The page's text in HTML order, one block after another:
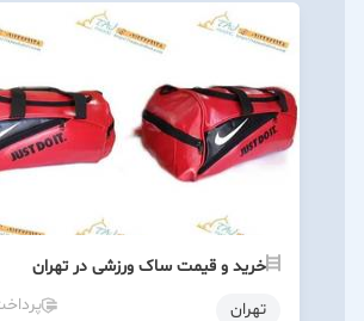
خرید و قیمت ساک ورزشی در تهران
تهران